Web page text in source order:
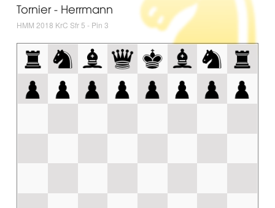
Tornier - Herrmann
HMM 2018 KrC Sfr 5 - Pin 3